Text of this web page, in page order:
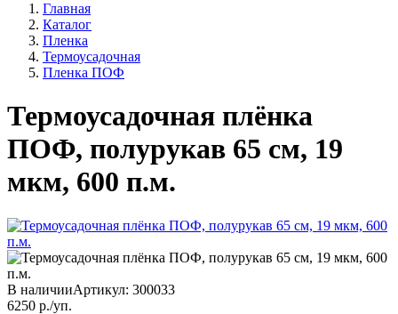
Главная
Каталог
Пленка
Термоусадочная
Пленка ПОФ
Термоусадочная плёнка
ПОФ, полурукав 65 см, 19
мкм, 600 п.м.
В наличииАртикул: 300033
6250 р./уп.